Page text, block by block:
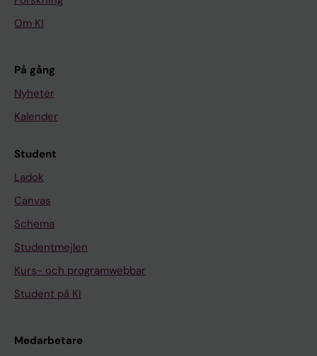
Om KI
På gång
Nyheter
Kalender
Student
Ladok
Canvas
Schema
Studentmejlen
Kurs- och programwebbar
Student på KI
Medarbetare